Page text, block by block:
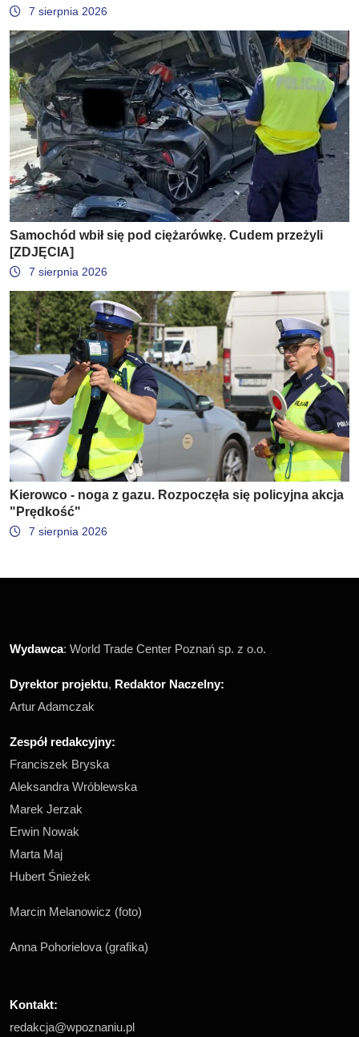
7 sierpnia 2026
Samochód wbił się pod ciężarówkę. Cudem przeżyli
[ZDJĘCIA]
7 sierpnia 2026
Kierowco - noga z gazu. Rozpoczęła się policyjna akcja
"Prędkość"
7 sierpnia 2026
Wydawca: World Trade Center Poznań sp. z o.o.
Dyrektor projektu, Redaktor Naczelny:
Artur Adamczak
Zespół redakcyjny:
Franciszek Bryska
Aleksandra Wróblewska
Marek Jerzak
Erwin Nowak
Marta Maj
Hubert Śnieżek
Marcin Melanowicz (foto)
Anna Pohorielova (grafika)
Kontakt:
redakcja@wpoznaniu.pl